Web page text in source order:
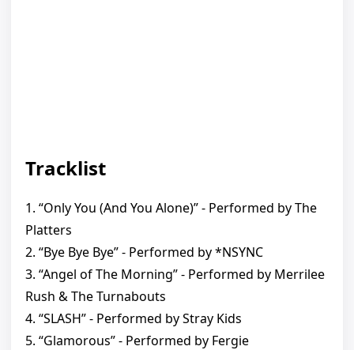
Tracklist
1. “Only You (And You Alone)” - Performed by The
Platters
2. “Bye Bye Bye” - Performed by *NSYNC
3. “Angel of The Morning” - Performed by Merrilee
Rush & The Turnabouts
4. “SLASH” - Performed by Stray Kids
5. “Glamorous” - Performed by Fergie